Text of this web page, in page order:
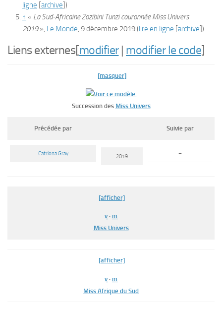
ligne [archive])
↑ « La Sud-Africaine Zozibini Tunzi couronnée Miss Univers
2019», Le Monde,‎ 9 décembre 2019(lire en ligne [archive])
Liens externes[modifier| modifier le code]
[masquer]
Succession des Miss Univers
Précédée par Suivie par
Catriona Gray 2019 –
[afficher]
v · m
Miss Univers
[afficher]
v · m
Miss Afrique du Sud